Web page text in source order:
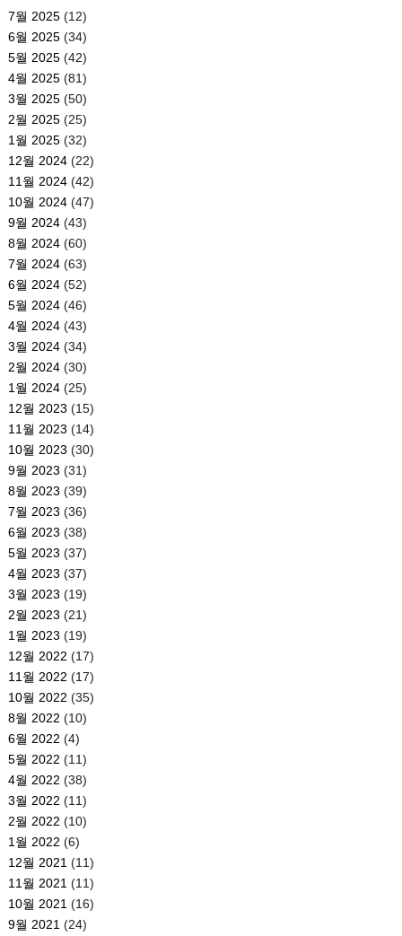
7월 2025(12)
6월 2025(34)
5월 2025(42)
4월 2025(81)
3월 2025(50)
2월 2025(25)
1월 2025(32)
12월 2024(22)
11월 2024(42)
10월 2024(47)
9월 2024(43)
8월 2024(60)
7월 2024(63)
6월 2024(52)
5월 2024(46)
4월 2024(43)
3월 2024(34)
2월 2024(30)
1월 2024(25)
12월 2023 (15)
11월 2023 (14)
10월 2023 (30)
9월 2023 (31)
8월 2023 (39)
7월 2023 (36)
6월 2023 (38)
5월 2023 (37)
4월 2023 (37)
3월 2023 (19)
2월 2023 (21)
1월 2023 (19)
12월 2022 (17)
11월 2022 (17)
10월 2022 (35)
8월 2022 (10)
6월 2022 (4)
5월 2022 (11)
4월 2022 (38)
3월 2022 (11)
2월 2022 (10)
1월 2022 (6)
12월 2021 (11)
11월 2021 (11)
10월 2021 (16)
9월 2021 (24)